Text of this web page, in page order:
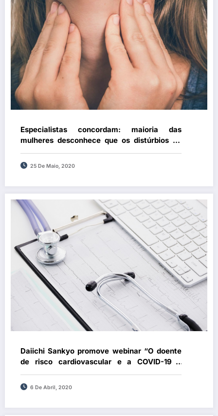
Especialistas concordam: maioria das
mulheres desconhece que os distúrbios da
tiroide podem causar infertilidade e
problemas no bebé
25 De Maio, 2020
Daiichi Sankyo promove webinar “O doente
de risco cardiovascular e a COVID-19 –
Presente e Futuro”
6 De Abril, 2020